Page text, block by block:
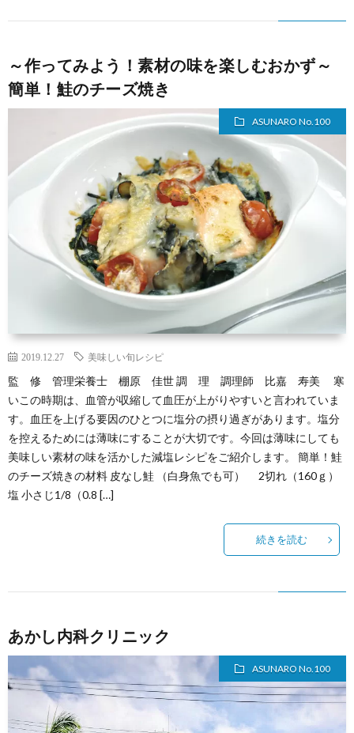
～作ってみよう！素材の味を楽しむおかず～
簡単！鮭のチーズ焼き
ASUNARO No.100
2019.12.27 美味しい旬レシピ
監 修 管理栄養士 棚原 佳世 調 理 調理師 比嘉 寿美 寒
いこの時期は、血管が収縮して血圧が上がりやすいと言われていま
す。血圧を上げる要因のひとつに塩分の摂り過ぎがあります。塩分
を控えるためには薄味にすることが大切です。今回は薄味にしても
美味しい素材の味を活かした減塩レシピをご紹介します。 簡単！鮭
のチーズ焼きの材料 皮なし鮭 （白身魚でも可） 2切れ（160ｇ）
塩 小さじ1/8（0.8 […]
続きを読む
あかし内科クリニック
ASUNARO No.100